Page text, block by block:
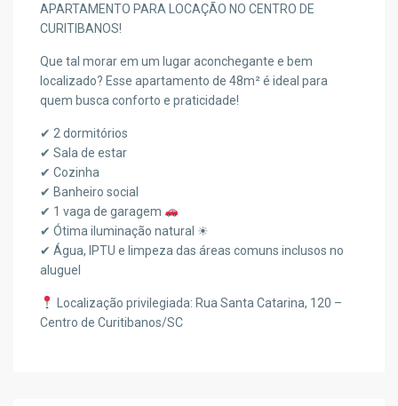
APARTAMENTO PARA LOCAÇÃO NO CENTRO DE
CURITIBANOS!
Que tal morar em um lugar aconchegante e bem
localizado? Esse apartamento de 48m² é ideal para
quem busca conforto e praticidade!
✔ 2 dormitórios
✔ Sala de estar
✔ Cozinha
✔ Banheiro social
✔ 1 vaga de garagem
✔ Ótima iluminação natural ☀
✔ Água, IPTU e limpeza das áreas comuns inclusos no
aluguel
Localização privilegiada: Rua Santa Catarina, 120 –
Centro de Curitibanos/SC